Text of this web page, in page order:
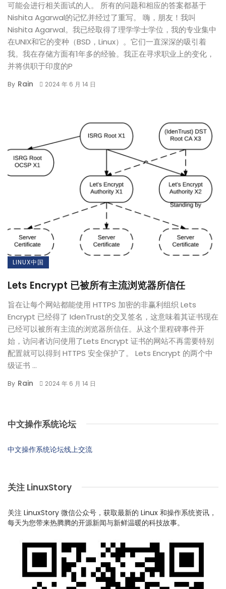
可能会进行相关面试的人。 所有的问题和相应的答案都基于
Nishita Agarwal的记忆并经过了重写。 嗨，朋友！我叫
Nishita Agarwal。我已经取得了理学学士学位，我的专业集中
在UNIX和它的变种（BSD，Linux）。它们一直深深的吸引着
我。我在存储方面有1年多的经验。我正在寻求职业上的变化，
并将供职于印度的P
By Rain 2024 年 6 月 14 日
LINUX中国
Lets Encrypt 已被所有主流浏览器所信任
旨在让每个网站都能使用 HTTPS 加密的非赢利组织 Lets
Encrypt 已经得了 IdenTrust的交叉签名，这意味着其证书现在
已经可以被所有主流的浏览器所信任。从这个里程碑事件开
始，访问者访问使用了Lets Encrypt 证书的网站不再需要特别
配置就可以得到 HTTPS 安全保护了。 Lets Encrypt 的两个中
级证书 ...
By Rain 2024 年 6 月 14 日
中文操作系统论坛
中文操作系统论坛线上交流
关注 LinuxStory
关注 LinuxStory 微信公众号，获取最新的 Linux 和操作系统资讯，
每天为您带来热腾腾的开源新闻与新鲜温暖的科技故事。